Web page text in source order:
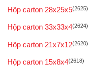
Hộp carton 28x25x5(2625)
Hộp carton 33x33x4(2624)
Hộp carton 21x7x12(2620)
Hộp carton 15x8x4(2618)